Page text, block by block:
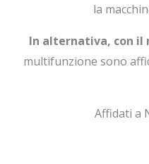
la
In alternativa, con il
multifunzione sono
Affidati a